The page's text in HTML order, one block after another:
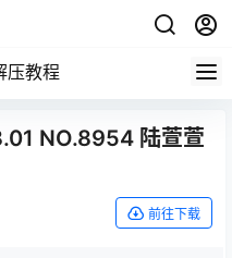
压教程
NO.8954 陆萱萱
前往下载